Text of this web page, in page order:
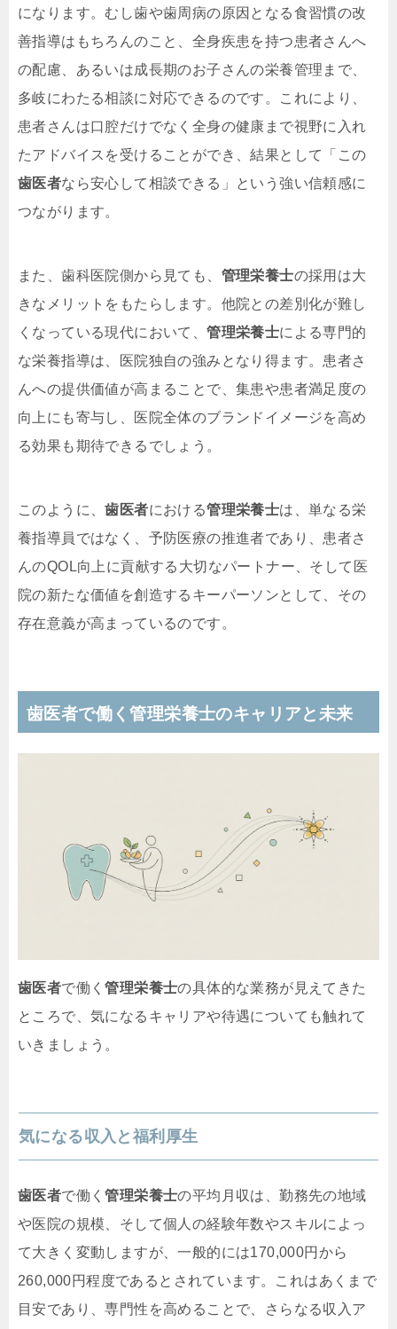
になります。むし歯や歯周病の原因となる食習慣の改
善指導はもちろんのこと、全身疾患を持つ患者さんへ
の配慮、あるいは成長期のお子さんの栄養管理まで、
多岐にわたる相談に対応できるのです。これにより、
患者さんは口腔だけでなく全身の健康まで視野に入れ
たアドバイスを受けることができ、結果として「この
歯医者なら安心して相談できる」という強い信頼感に
つながります。
また、歯科医院側から見ても、 管理栄養士の採用は大
きなメリットをもたらします。他院との差別化が難し
くなっている現代において、管理栄養士による専門的
な栄養指導は、医院独自の強みとなり得ます。患者さ
んへの提供価値が高まることで、集患や患者満足度の
向上にも寄与し、医院全体のブランドイメージを高め
る効果も期待できるでしょう。
このように、歯医者における管理栄養士は、単なる栄
養指導員ではなく、予防医療の推進者であり、患者さ
んのQOL向上に貢献する大切なパートナー、そして医
院の新たな価値を創造するキーパーソンとして、その
存在意義が高まっているのです。
歯医者で働く管理栄養士のキャリアと未来
歯医者で働く管理栄養士の具体的な業務が見えてきた
ところで、気になるキャリアや待遇についても触れて
いきましょう。
気になる収入と福利厚生
歯医者で働く管理栄養士の平均月収は、勤務先の地域
や医院の規模、そして個人の経験年数やスキルによっ
て大きく変動しますが、一般的には170,000円から
260,000円程度であるとされています。これはあくまで
目安であり、専門性を高めることで、さらなる収入ア